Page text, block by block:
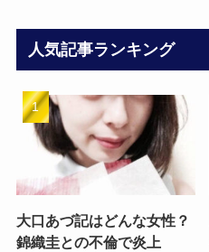
人気記事ランキング
大口あづ記はどんな女性？
錦織圭との不倫で炎上